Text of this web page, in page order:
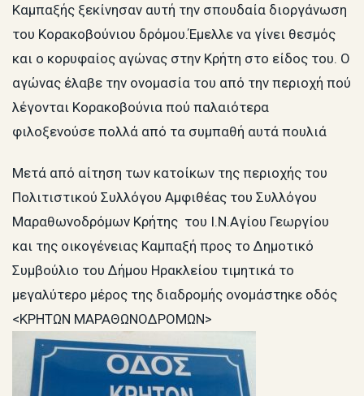
Καμπαξής ξεκίνησαν αυτή την σπουδαία διοργάνωση
του Κορακοβούνιου δρόμου.Έμελλε να γίνει θεσμός
και ο κορυφαίος αγώνας στην Κρήτη στο είδος του. Ο
αγώνας έλαβε την ονομασία του από την περιοχή πού
λέγονται Κορακοβούνια πού παλαιότερα
φιλοξενούσε πολλά από τα συμπαθή αυτά πουλιά
Μετά από αίτηση των κατοίκων της περιοχής του
Πολιτιστικού Συλλόγου Αμφιθέας του Συλλόγου
Μαραθωνοδρόμων Κρήτης του Ι.Ν.Αγίου Γεωργίου
και της οικογένειας Καμπαξή προς το Δημοτικό
Συμβούλιο του Δήμου Ηρακλείου τιμητικά το
μεγαλύτερο μέρος της διαδρομής ονομάστηκε οδός
<ΚΡΗΤΩΝ ΜΑΡΑΘΩΝΟΔΡΟΜΩΝ>